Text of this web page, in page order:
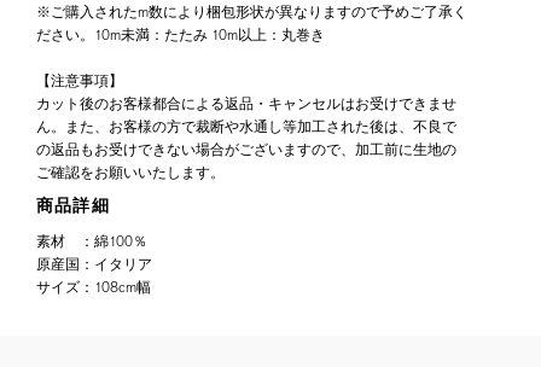
※ご購入されたm数により梱包形状が異なりますので予めご了承く
ださい。10m未満：たたみ 10m以上：丸巻き
【注意事項】
カット後のお客様都合による返品・キャンセルはお受けできませ
ん。また、お客様の方で裁断や水通し等加工された後は、不良で
の返品もお受けできない場合がございますので、加工前に生地の
ご確認をお願いいたします。
商品詳細
素材 ： 綿100％
原産国 ： イタリア
サイズ ： 108cm幅